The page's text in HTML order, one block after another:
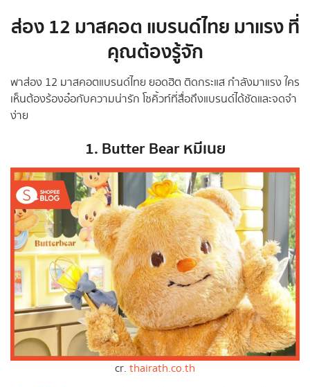
ส่อง 12 มาสคอต แบรนด์ไทย มาแรง ที่
คุณต้องรู้จัก
พาส่อง 12 มาสคอตแบรนด์ไทย ยอดฮิต ติดกระแส กำลังมาแรง ใคร
เห็นต้องร้องอ๋อกับความน่ารัก โซคิ้วท์ที่สื่อถึงแบรนด์ได้ชัดและจดจำ
ง่าย
1. Butter Bear หมีเนย
cr. thairath.co.th